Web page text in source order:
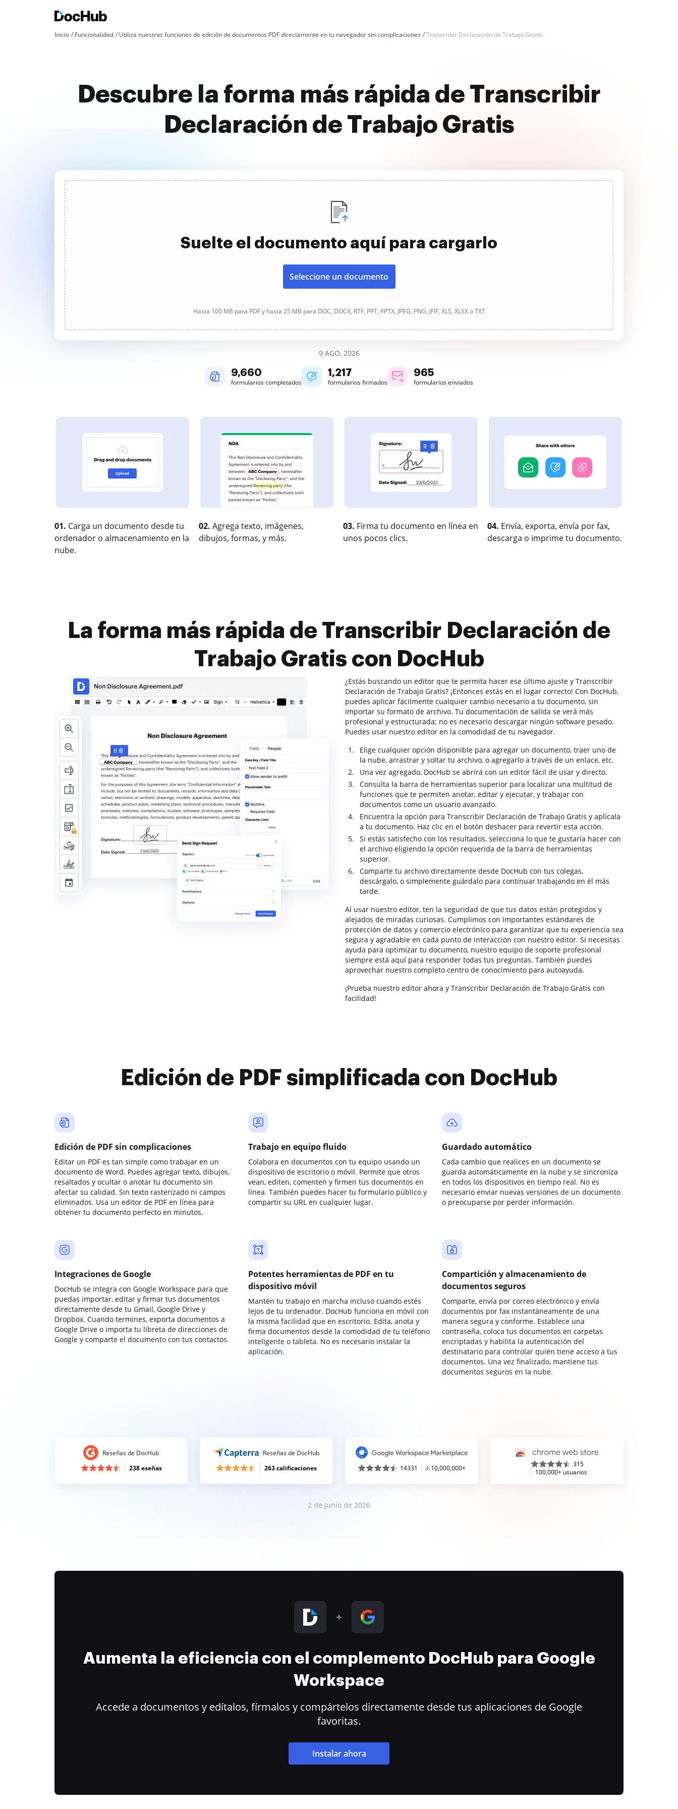
Inicio Funcionalidad Utiliza nuestras funciones de edición de documentos PDF directamente en tu navegador sin complicaciones Transcribir Declaración de Trabajo Gratis
Descubre la forma más rápida de Transcribir
Declaración de Trabajo Gratis
Suelte el documento aquí para cargarlo
Seleccione un documento
Hasta 100 MB para PDF y hasta 25 MB para DOC, DOCX, RTF, PPT, PPTX, JPEG, PNG, JFIF, XLS, XLSX o TXT
9 AGO, 2026
9,660
formularios completados
1,218
formularios firmados
965
formularios enviados
01. Carga un documento desde tu
ordenador o almacenamiento en la
nube.
02. Agrega texto, imágenes,
dibujos, formas, y más.
03. Firma tu documento en línea en
unos pocos clics.
04. Envía, exporta, envía por fax,
descarga o imprime tu documento.
La forma más rápida de Transcribir Declaración de
Trabajo Gratis con DocHub
¿Estás buscando un editor que te permita hacer ese último ajuste y Transcribir
Declaración de Trabajo Gratis? ¡Entonces estás en el lugar correcto! Con DocHub,
puedes aplicar fácilmente cualquier cambio necesario a tu documento, sin
importar su formato de archivo. Tu documentación de salida se verá más
profesional y estructurada; no es necesario descargar ningún software pesado.
Puedes usar nuestro editor en la comodidad de tu navegador.
Elige cualquier opción disponible para agregar un documento, traer uno de
la nube, arrastrar y soltar tu archivo, o agregarlo a través de un enlace, etc.
Una vez agregado, DocHub se abrirá con un editor fácil de usar y directo.
Consulta la barra de herramientas superior para localizar una multitud de
funciones que te permiten anotar, editar y ejecutar, y trabajar con
documentos como un usuario avanzado.
Encuentra la opción para Transcribir Declaración de Trabajo Gratis y aplícala
a tu documento. Haz clic en el botón deshacer para revertir esta acción.
Si estás satisfecho con los resultados, selecciona lo que te gustaría hacer con
el archivo eligiendo la opción requerida de la barra de herramientas
superior.
Comparte tu archivo directamente desde DocHub con tus colegas,
descárgalo, o simplemente guárdalo para continuar trabajando en él más
tarde.
Al usar nuestro editor, ten la seguridad de que tus datos están protegidos y
alejados de miradas curiosas. Cumplimos con importantes estándares de
protección de datos y comercio electrónico para garantizar que tu experiencia sea
segura y agradable en cada punto de interacción con nuestro editor. Si necesitas
ayuda para optimizar tu documento, nuestro equipo de soporte profesional
siempre está aquí para responder todas tus preguntas. También puedes
aprovechar nuestro completo centro de conocimiento para autoayuda.
¡Prueba nuestro editor ahora y Transcribir Declaración de Trabajo Gratis con
facilidad!
Edición de PDF simplificada con DocHub
Edición de PDF sin complicaciones
Editar un PDF es tan simple como trabajar en un
documento de Word. Puedes agregar texto, dibujos,
resaltados y ocultar o anotar tu documento sin
afectar su calidad. Sin texto rasterizado ni campos
eliminados. Usa un editor de PDF en línea para
obtener tu documento perfecto en minutos.
Trabajo en equipo fluido
Colabora en documentos con tu equipo usando un
dispositivo de escritorio o móvil. Permite que otros
vean, editen, comenten y firmen tus documentos en
línea. También puedes hacer tu formulario público y
compartir su URL en cualquier lugar.
Guardado automático
Cada cambio que realices en un documento se
guarda automáticamente en la nube y se sincroniza
en todos los dispositivos en tiempo real. No es
necesario enviar nuevas versiones de un documento
o preocuparse por perder información.
Integraciones de Google
DocHub se integra con Google Workspace para que
puedas importar, editar y firmar tus documentos
directamente desde tu Gmail, Google Drive y
Dropbox. Cuando termines, exporta documentos a
Google Drive o importa tu libreta de direcciones de
Google y comparte el documento con tus contactos.
Potentes herramientas de PDF en tu
dispositivo móvil
Mantén tu trabajo en marcha incluso cuando estés
lejos de tu ordenador. DocHub funciona en móvil con
la misma facilidad que en escritorio. Edita, anota y
firma documentos desde la comodidad de tu teléfono
inteligente o tableta. No es necesario instalar la
aplicación.
Compartición y almacenamiento de
documentos seguros
Comparte, envía por correo electrónico y envía
documentos por fax instantáneamente de una
manera segura y conforme. Establece una
contraseña, coloca tus documentos en carpetas
encriptadas y habilita la autenticación del
destinatario para controlar quién tiene acceso a tus
documentos. Una vez finalizado, mantiene tus
documentos seguros en la nube.
Reseñas de DocHub
238 eseñas
Reseñas de DocHub
263 calificaciones
14331 10,000,000+
315
100,000+ usuarios
2 de junio de 2026
Aumenta la eficiencia con el complemento DocHub para Google
Workspace
Accede a documentos y edítalos, fírmalos y compártelos directamente desde tus aplicaciones de Google
favoritas.
Instalar ahora